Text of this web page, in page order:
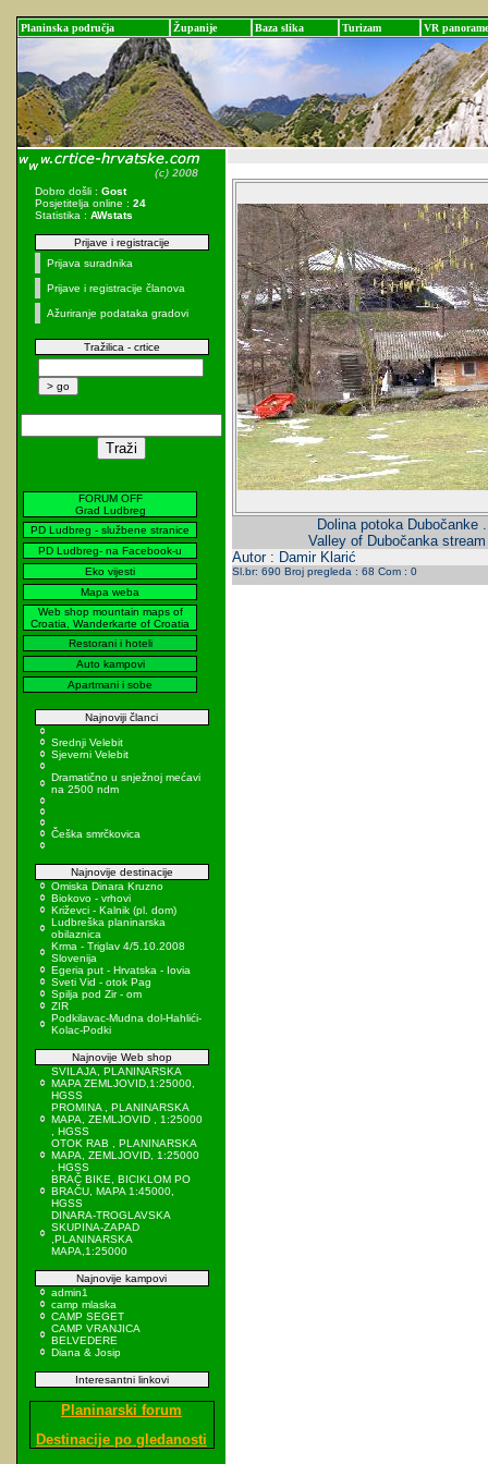
Planinska područja Županije Baza slika Turizam VR panorame
Dobro došli : Gost
Posjetitelja online : 24
Statistika : AWstats
Prijave i registracije
Prijava suradnika
Prijave i registracije članova
Ažuriranje podataka gradovi
Tražilica - crtice
FORUM OFF
Grad Ludbreg
PD Ludbreg - službene stranice
PD Ludbreg- na Facebook-u
Eko vijesti
Mapa weba
Web shop mountain maps of
Croatia, Wanderkarte of Croatia
Restorani i hoteli
Auto kampovi
Apartmani i sobe
Najnoviji članci
Srednji Velebit
Sjeverni Velebit
Dramatično u snježnoj mećavi
na 2500 ndm
Češka smrčkovica
Najnovije destinacije
Omiska Dinara Kruzno
Biokovo - vrhovi
Križevci - Kalnik (pl. dom)
Ludbreška planinarska
obilaznica
Krma - Triglav 4/5.10.2008
Slovenija
Egeria put - Hrvatska - Iovia
Sveti Vid - otok Pag
Spilja pod Zir - om
ZIR
Podkilavac-Mudna dol-Hahlići-
Kolac-Podki
Najnovije Web shop
SVILAJA, PLANINARSKA
MAPA ZEMLJOVID,1:25000,
HGSS
PROMINA , PLANINARSKA
MAPA, ZEMLJOVID , 1:25000
, HGSS
OTOK RAB , PLANINARSKA
MAPA, ZEMLJOVID, 1:25000
, HGSS
BRAČ BIKE, BICIKLOM PO
BRAČU, MAPA 1:45000,
HGSS
DINARA-TROGLAVSKA
SKUPINA-ZAPAD
,PLANINARSKA
MAPA,1:25000
Najnovije kampovi
admin1
camp mlaska
CAMP SEGET
CAMP VRANJICA
BELVEDERE
Diana & Josip
Interesantni linkovi
Planinarski forum
Destinacije po gledanosti
Dolina potoka Dubočanke
Valley of Dubočanka
Autor : Damir Klarić
Sl.br: 690 Broj pregleda : 68 Com : 0